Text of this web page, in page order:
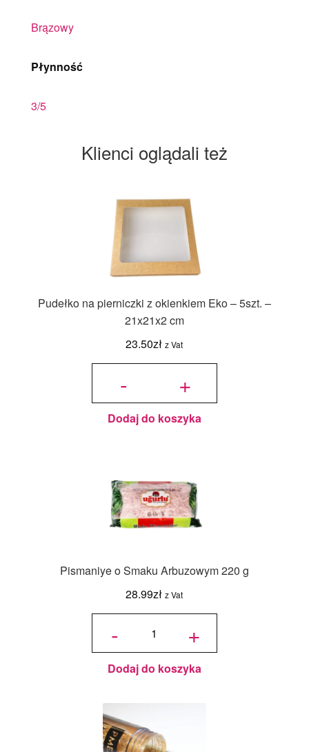
Brązowy
Płynność
3/5
Klienci oglądali też
Pudełko na pierniczki z okienkiem Eko – 5szt. –
21x21x2 cm
23.50zł z Vat
-
ilość
pierniczki
okienkiem
Eko -
5szt. -
cm
+
Dodaj do koszyka
Pismaniye o Smaku Arbuzowym 220 g
28.99zł z Vat
-
ilość
Arbuzowym
220 g +
Dodaj do koszyka